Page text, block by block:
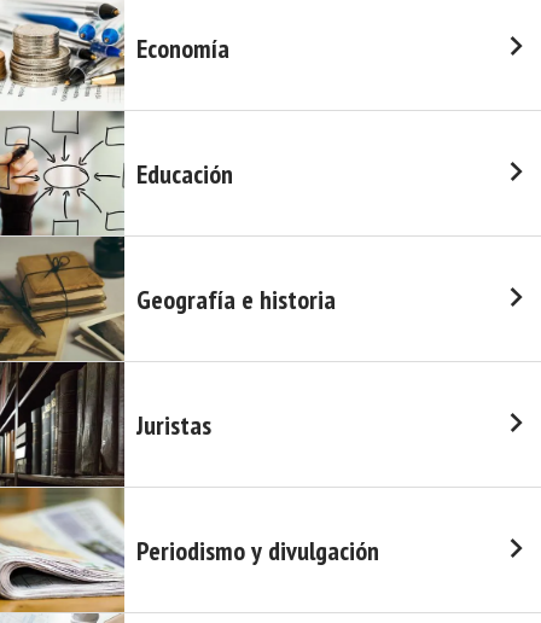
Economía
Educación
Geografía e historia
Juristas
Periodismo y divulgación